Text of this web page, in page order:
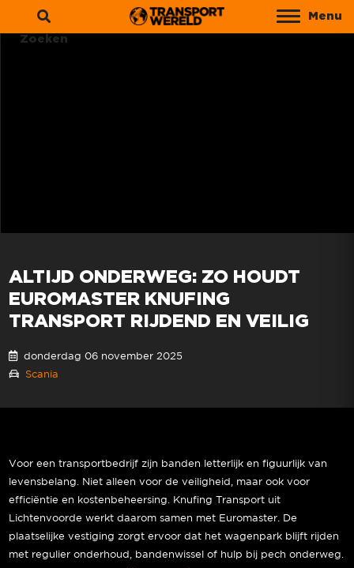
Menu
Zoeken
ALTIJD ONDERWEG: ZO HOUDT
EUROMASTER KNUFING
TRANSPORT RIJDEND EN VEILIG
donderdag 06 november 2025
Scania
Voor een transportbedrijf zijn banden letterlijk en figuurlijk van
levensbelang. Niet alleen voor de veiligheid, maar ook voor
efficiëntie en kostenbeheersing. Knufing Transport uit
Lichtenvoorde werkt daarom samen met Euromaster. De
plaatselijke vestiging zorgt ervoor dat het wagenpark blijft rijden
met regulier onderhoud, bandenwissel of hulp bij pech onderweg.